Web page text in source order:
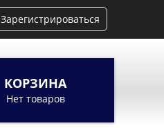
Зарегистрироваться
КОРЗИНА
Нет товаров